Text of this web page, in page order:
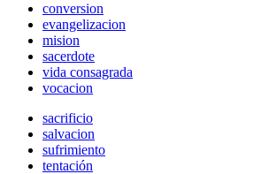
conversion
evangelizacion
mision
sacerdote
vida consagrada
vocacion
sacrificio
salvacion
sufrimiento
tentación